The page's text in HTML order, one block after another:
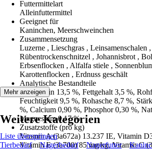
Futtermittelart
Alleinfuttermittel
Geeignet für
Kaninchen, Meerschweinchen
Zusammensetzung
Luzerne , Lieschgras , Leinsamenschalen ,
Rübentrockenschnitzel , Johannisbrot ,
Erbsenflocken , Alfalfa stiele ,
Karottenflocken , Erdnuss geschält
Analytische Bestandteile
Rohprotein 13,5 %, Fettgehalt 3,5 %,
Feuchtigkeit 9,5 %, Rohasche 8,7 %,
%, Calcium 0,90 %, Phosphor 0,30 %,
Magnesium 0,17 %
Zusatzstoffe (pro kg)
Vitamin A (3a672a) 13.237 IE, Vitamin
Vitamin E (3a700) 85 mg/kg, Vitamin C
Mehr anzeigen
Weitere Kategorien
Liste überspringen
Tierbedarf
Nagerbedarf Nagerfutter